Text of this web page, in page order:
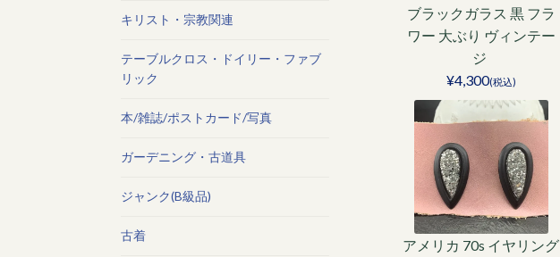
ブラックガラス 黒 フラ
ワー 大ぶり ヴィンテー
ジ
¥4,300(税込)
アメリカ 70s イヤリング
キリスト・宗教関連
テーブルクロス・ドイリー・ファブ
リック
本/雑誌/ポストカード/写真
ガーデニング・古道具
ジャンク(B級品)
古着